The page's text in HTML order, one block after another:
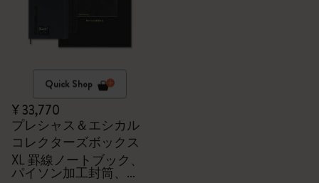
Quick Shop
¥ 33,770
プレシャス＆エシカル
コレクターズボックス
XL 罫線ノートブック、
パイソン加工封筒、